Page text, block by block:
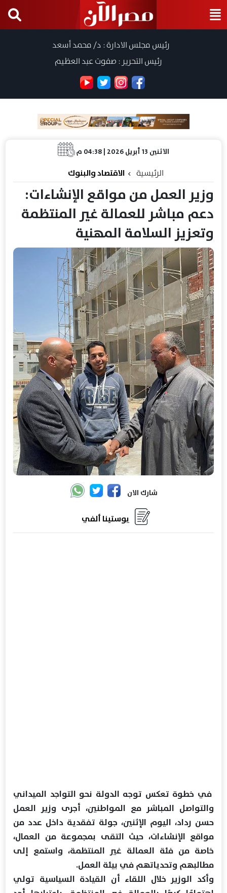
رئيس مجلس الادارة : د/ محمد أسعد
رئيس التحرير : صفوت عبد العظيم
الاثنين 13 أبريل 2026 | 04:38 م
الرئيسية الاقتصاد والبنوك
وزير العمل من مواقع الإنشاءات:
دعم مباشر للعمالة غير المنتظمة
وتعزيز السلامة المهنية
شارك الان
يوستينا ألفي
في خطوة تعكس توجه الدولة نحو التواجد الميداني
والتواصل المباشر مع المواطنين، أجرى وزير العمل
حسن رداد، اليوم الإثنين، جولة تفقدية داخل عدد من
مواقع الإنشاءات، حيث التقى بمجموعة من العمال،
خاصة من فئة العمالة غير المنتظمة، واستمع إلى
مطالبهم وتحدياتهم في بيئة العمل.
وأكد الوزير خلال اللقاء أن القيادة السياسية تولي